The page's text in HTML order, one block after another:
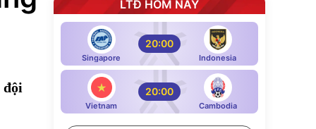
đội
LTĐ HÔM NAY
Singapore
20:00
Indonesia
Vietnam
20:00
Cambodia